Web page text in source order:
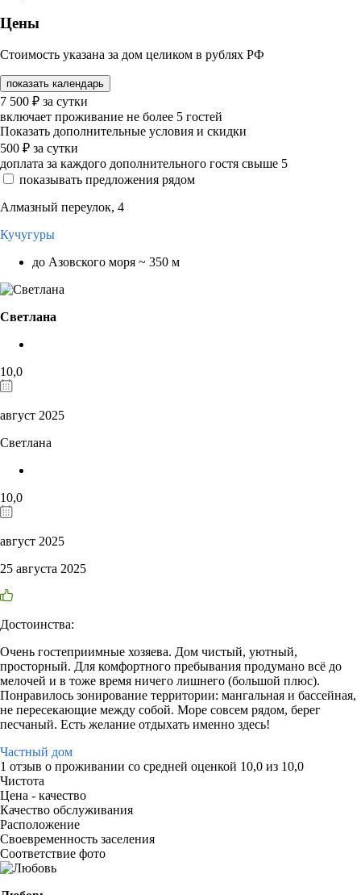
Цены
Стоимость указана за дом целиком в рублях РФ
показать календарь
7 500 ₽ за сутки
включает проживание не более 5 гостей
Показать дополнительные условия и скидки
500 ₽ за сутки
доплата за каждого дополнительного гостя свыше 5
показывать предложения рядом
Алмазный переулок, 4
Кучугуры
до Азовского моря ~ 350 м
Светлана
10,0
август 2025
Светлана
10,0
август 2025
25 августа 2025
Достоинства:
Очень гостеприимные хозяева. Дом чистый, уютный,
просторный. Для комфортного пребывания продумано всë до
мелочей и в тоже время ничего лишнего (большой плюс).
Понравилось зонирование территории: мангальная и бассейная,
не пересекающие между собой. Море совсем рядом, берег
песчаный. Есть желание отдыхать именно здесь!
Частный дом
1 отзыв о проживании со средней оценкой 10,0 из 10,0
Чистота
Цена - качество
Качество обслуживания
Расположение
Своевременность заселения
Соответствие фото